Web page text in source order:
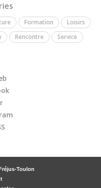
Formation
Loisirs
Rencontre Service
Toulon